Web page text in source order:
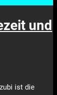
und
ist die